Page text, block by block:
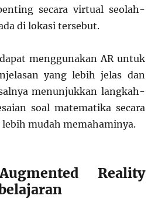
secara virtual seolah-
di lokasi tersebut.
menggunakan AR untuk
yang lebih jelas dan
menunjukkan langkah-
soal matematika secara
lebih mudah memahaminya.
Reality